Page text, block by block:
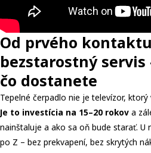
Od prvého
bezstarostný servis
čo dostanete
Tepelné čerpadlo nie je televízor,
Je to investícia na 15–20 rokov a
nainštaluje a ako sa oň bude starať. U
po Z – bez prekvapení, bez skrytých